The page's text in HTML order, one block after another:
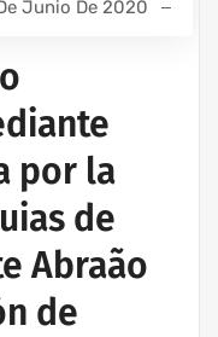
Junio De 2020
por la
de
Abraão
de